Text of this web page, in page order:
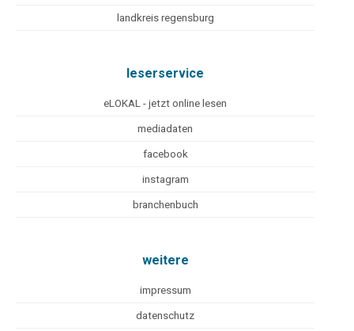
landkreis regensburg
leserservice
eLOKAL - jetzt online lesen
mediadaten
facebook
instagram
branchenbuch
weitere
impressum
datenschutz